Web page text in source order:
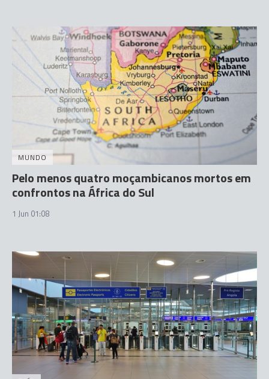
MUNDO
Pelo menos quatro moçambicanos mortos em
confrontos na África do Sul
1 Jun 01:08